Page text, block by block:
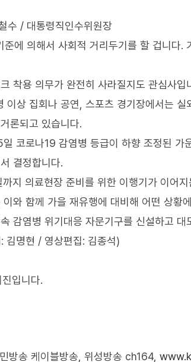
수 / 대통령직인수위원장
준에 의해서 사회적 거리두기를 할 겁니다.
착용 의무가 완전히 사라질지도 관심사입
이상 집회나 공연, 스포츠 경기장에서는
론되고 있습니다.
코로나19 감염병 등급이 하향 조정된
결정합니다.
지 의료현장 준비를 위한 이행기가 이어
이와 함께 가을 재유행에 대비해 어떤 상황
감염병 위기대응 자문기구를 신설하고
김명현 / 영상편집: 김종석)
입니다.
방송 케이블방송, 위성방송 ch164,